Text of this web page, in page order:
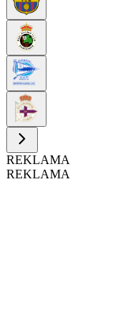
REKLAMA
REKLAMA